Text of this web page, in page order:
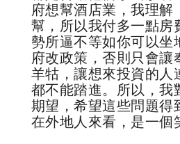
府想幫酒店業，我理解
幫，所以我付多一點房
勢所逼不等如你可以坐
府改政策，否則只會讓
羊牯，讓想來投資的人
都不能踏進。所以，我
期望，希望這些問題得
在外地人來看，是一個